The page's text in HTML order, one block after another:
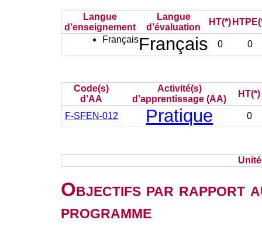
Langue
d’enseignement
Langue
d’évaluation
HT(*)
FrançaisFrançais 0 0
Code(s)
d’AA
Activité(s)
d’apprentissage (AA)
HT(*)
F-SFEN-012 Pratique 0
Objectifs par rapport
programme